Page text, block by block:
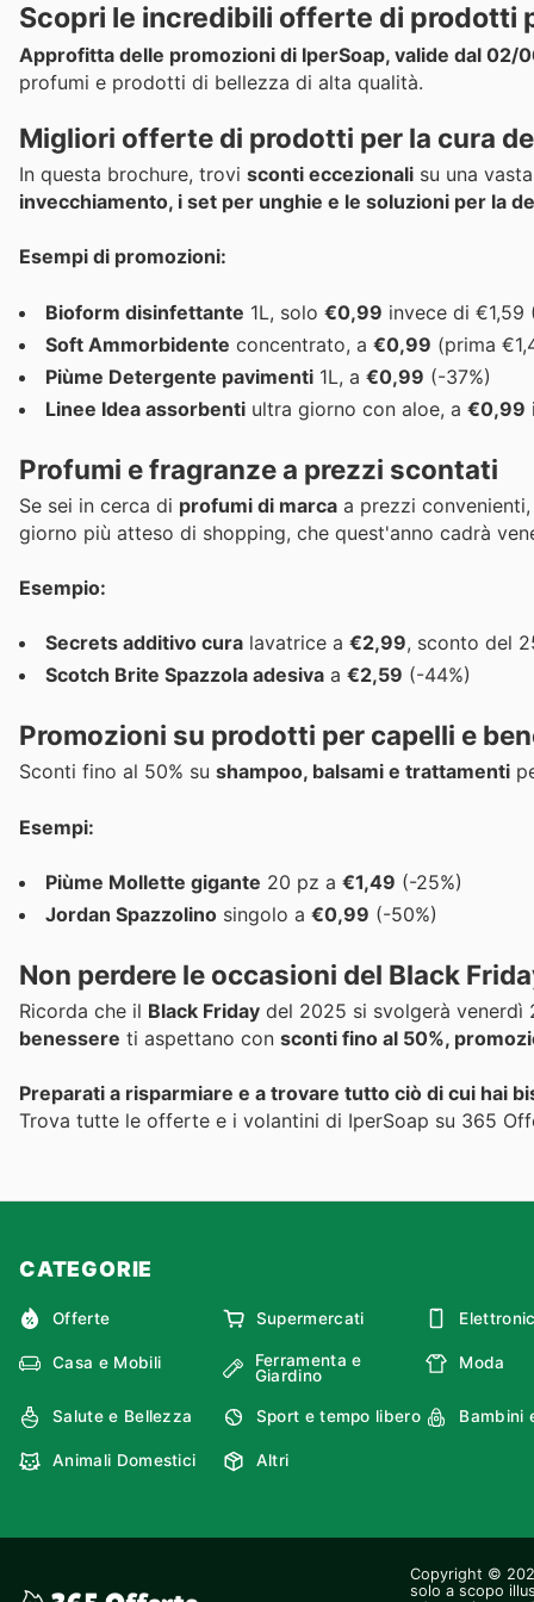
Scopri le incredibili offerte di prodotti
Approfitta delle promozioni di IperSoap, valide dal 02/
profumi e prodotti di bellezza di alta qualità.
Migliori offerte di prodotti per la cura
In questa brochure, trovi sconti eccezionali su una
invecchiamento, i set per unghie e le soluzioni per la
Esempi di promozioni:
Bioform disinfettante 1L, solo €0,99 invece di €1,59
Soft Ammorbidente concentrato, a €0,99 (prima
Piùme Detergente pavimenti 1L, a €0,99 (-37%)
Linee Idea assorbenti ultra giorno con aloe, a €0,99
Profumi e fragranze a prezzi scontati
Se sei in cerca di profumi di marca a prezzi
giorno più atteso di shopping, che quest'anno cadrà
Esempio:
Secrets additivo cura lavatrice a €2,99, sconto del
Scotch Brite Spazzola adesiva a €2,59 (-44%)
Promozioni su prodotti per capelli e
Sconti fino al 50% su shampoo, balsami e trattamenti
Esempi:
Piùme Mollette gigante 20 pz a €1,49 (-25%)
Jordan Spazzolino singolo a €0,99 (-50%)
Non perdere le occasioni del Black
Ricorda che il Black Friday del 2025 si svolgerà
benessere ti aspettano con sconti fino al 50%,
Preparati a risparmiare e a trovare tutto ciò di cui hai
Trova tutte le offerte e i volantini di IperSoap su 365
CATEGORIE
Offerte Supermercati
Casa e Mobili
Ferramenta e
Giardino
Moda
Salute e Bellezza Sport e tempo libero Bambini
Animali Domestici Altri
Copyright ©
solo a scopo